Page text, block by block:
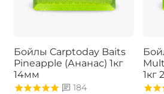
Бойлы Carptoday Baits
Pineapple (Ананас) 1кг
14мм
184
1кг